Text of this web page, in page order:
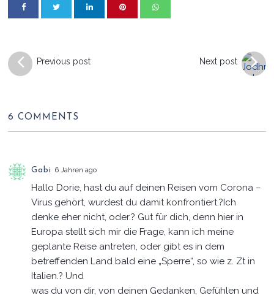
Previous post Next post
6 COMMENTS
Gabi 6 Jahren ago
Hallo Dorie, hast du auf deinen Reisen vom Corona –
Virus gehört, wurdest du damit konfrontiert.?Ich
denke eher nicht, oder.? Gut für dich, denn hier in
Europa stellt sich mir die Frage, kann ich meine
geplante Reise antreten, oder gibt es in dem
betreffenden Land bald eine „Sperre“, so wie z. Zt in
Italien.? Und
was du von dir, von deinen Gedanken, Gefühlen und